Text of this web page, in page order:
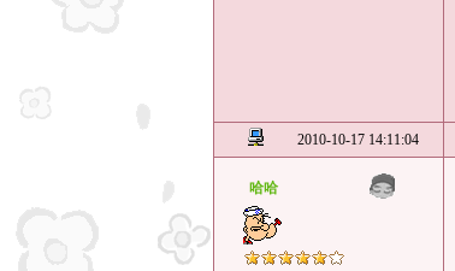
2010-10-17 14:11:04
哈哈